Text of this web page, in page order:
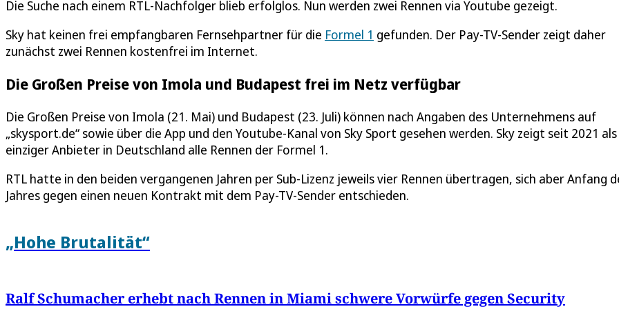
Die Suche nach einem RTL-Nachfolger blieb erfolglos. Nun werden zwei Rennen via Youtube gezeigt.
Sky hat keinen frei empfangbaren Fernsehpartner für die Formel 1 gefunden. Der Pay-TV-Sender zeigt daher
zunächst zwei Rennen kostenfrei im Internet.
Die Großen Preise von Imola und Budapest frei im Netz verfügbar
Die Großen Preise von Imola (21. Mai) und Budapest (23. Juli) können nach Angaben des Unternehmens auf
„skysport.de“ sowie über die App und den Youtube-Kanal von Sky Sport gesehen werden. Sky zeigt seit 2021 als
einziger Anbieter in Deutschland alle Rennen der Formel 1.
RTL hatte in den beiden vergangenen Jahren per Sub-Lizenz jeweils vier Rennen übertragen, sich aber Anfang
Jahres gegen einen neuen Kontrakt mit dem Pay-TV-Sender entschieden.
„Hohe Brutalität“
Ralf Schumacher erhebt nach Rennen in Miami schwere Vorwürfe gegen Security